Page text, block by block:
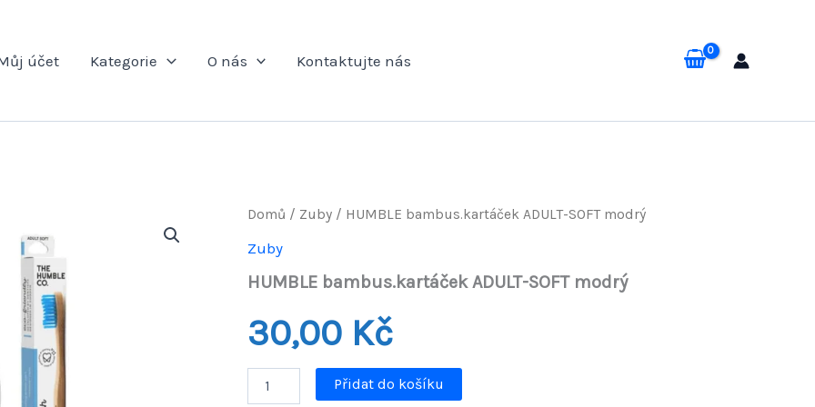
účet Kategorie O nás Kontaktujte nás
Domů / Zuby / HUMBLE bambus.kartáček ADULT-SOFT modrý
Zuby
HUMBLE bambus.kartáček ADULT-SOFT modrý
30,00 Kč
bambus.kartáček
Přidat do košíku